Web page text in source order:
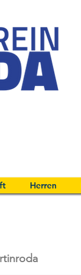
Herren